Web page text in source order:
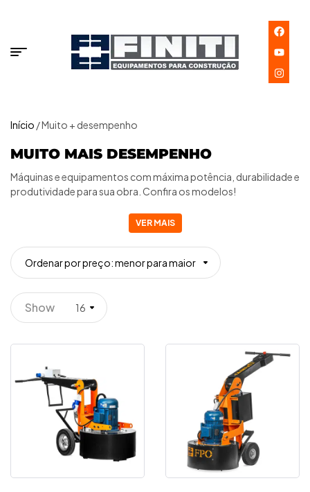
Início / Muito + desempenho
MUITO MAIS DESEMPENHO
Máquinas e equipamentos com máxima potência, durabilidade e
produtividade para sua obra. Confira os modelos!
VER MAIS
Ordenar por preço: menor para maior
Show 16